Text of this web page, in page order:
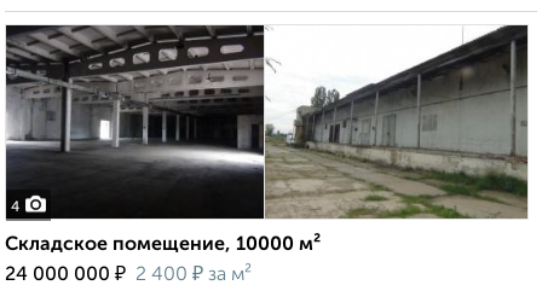
4
Складское помещение, 10000 м²
24 000 000 ₽ 2 400 ₽ за м²